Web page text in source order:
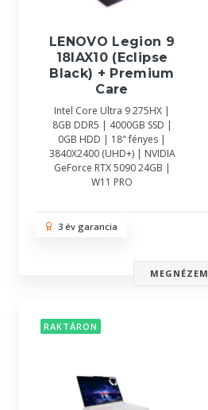
LENOVO Legion 9
18IAX10 (Eclipse
Black) + Premium
Care
Intel Core Ultra 9 275HX |
8GB DDR5 | 4000GB SSD |
0GB HDD | 18" fényes |
3840X2400 (UHD+) | NVIDIA
GeForce RTX 5090 24GB |
W11 PRO
3 év garancia
MEGNÉZEM
RAKTÁRON